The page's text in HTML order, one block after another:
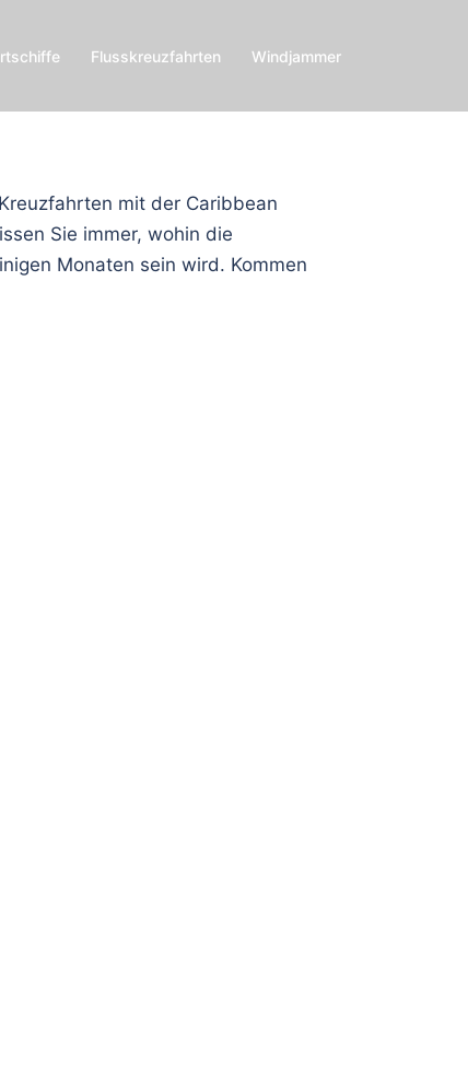
Flusskreuzfahrten Windjammer
mit der Caribbean
Sie immer, wohin die
Monaten sein wird. Kommen